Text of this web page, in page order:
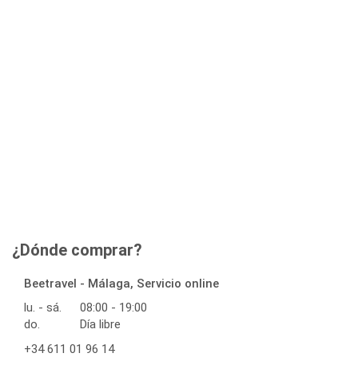
¿Dónde comprar?
Beetravel - Málaga, Servicio online
lu. - sá.
08:00 - 19:00
do.
Día libre
+34 611 01 96 14